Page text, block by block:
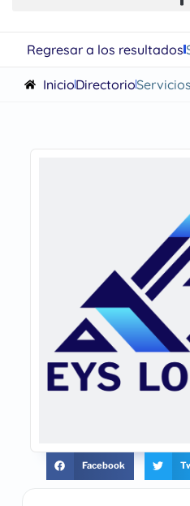
Regresar a los resultados
InicioDirectorioServicios
Facebook